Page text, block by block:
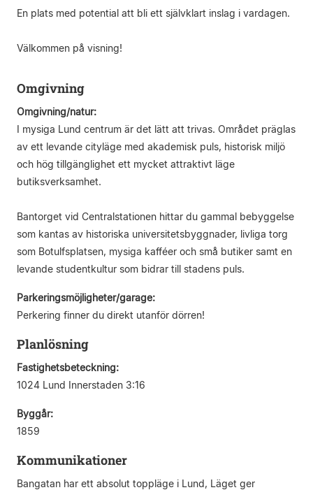
En plats med potential att bli ett självklart inslag i vardagen.
Välkommen på visning!
Omgivning
Omgivning/natur:
I mysiga Lund centrum är det lätt att trivas. Området präglas
av ett levande cityläge med akademisk puls, historisk miljö
och hög tillgänglighet ett mycket attraktivt läge
butiksverksamhet.
Bantorget vid Centralstationen hittar du gammal bebyggelse
som kantas av historiska universitetsbyggnader, livliga torg
som Botulfsplatsen, mysiga kafféer och små butiker samt en
levande studentkultur som bidrar till stadens puls.
Parkeringsmöjligheter/garage:
Perkering finner du direkt utanför dörren!
Planlösning
Fastighetsbeteckning:
1024 Lund Innerstaden 3:16
Byggår:
1859
Kommunikationer
Bangatan har ett absolut toppläge i Lund, Läget ger